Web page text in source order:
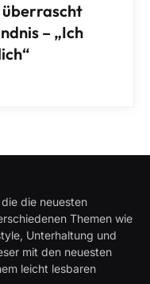
– „Ich
die neuesten
Themen wie
Unterhaltung und
mit den neuesten
leicht lesbaren